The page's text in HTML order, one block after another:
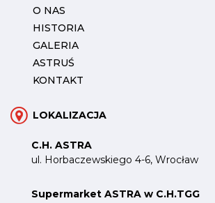
O NAS
HISTORIA
GALERIA
ASTRUŚ
KONTAKT
LOKALIZACJA
C.H. ASTRA
ul. Horbaczewskiego 4-6, Wrocław
Supermarket ASTRA w C.H.TGG